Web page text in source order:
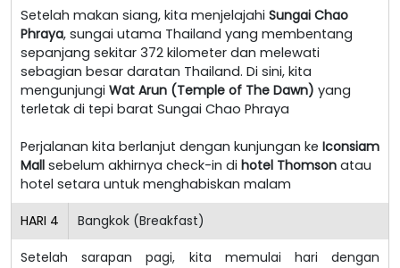
Setelah makan siang, kita menjelajahi Sungai Chao
Phraya, sungai utama Thailand yang membentang
sepanjang sekitar 372 kilometer dan melewati
sebagian besar daratan Thailand. Di sini, kita
mengunjungi Wat Arun (Temple of The Dawn) yang
terletak di tepi barat Sungai Chao Phraya
Perjalanan kita berlanjut dengan kunjungan ke Iconsiam
Mall sebelum akhirnya check-in di hotel Thomson atau
hotel setara untuk menghabiskan malam
HARI 4 Bangkok (Breakfast)
Setelah sarapan pagi, kita memulai hari dengan